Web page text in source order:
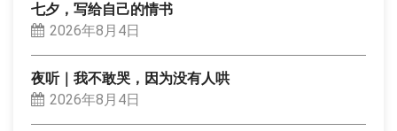
七夕，写给自己的情书
2026年8月4日
夜听｜我不敢哭，因为没有人哄
2026年8月4日